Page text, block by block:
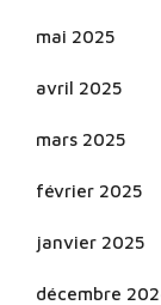
mai 2025
avril 2025
mars 2025
février 2025
janvier 2025
décembre